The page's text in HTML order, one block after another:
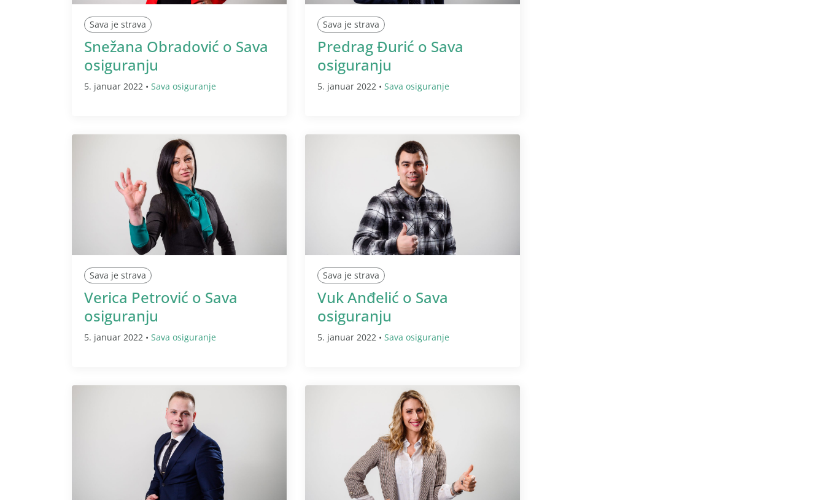
Sava je strava
Snežana Obradović o Sava
osiguranju
5. januar 2022 • Sava osiguranje
Sava je strava
Predrag Đurić o Sava
osiguranju
5. januar 2022 • Sava osiguranje
Sava je strava
Verica Petrović o Sava
osiguranju
5. januar 2022 • Sava osiguranje
Sava je strava
Vuk Anđelić o Sava
osiguranju
5. januar 2022 • Sava osiguranje